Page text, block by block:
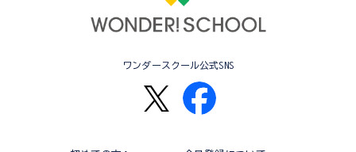
ワンダースクール公式SNS